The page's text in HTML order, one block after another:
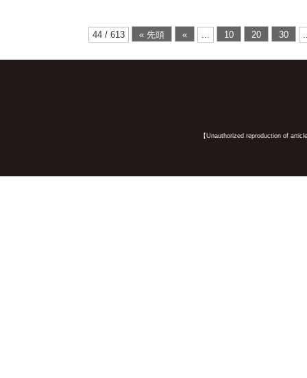
44 / 613 « 先頭 « ... 10 20 30
【Unauthorized reproduction of